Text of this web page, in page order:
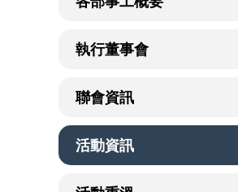
執行董事會
聯會資訊
活動資訊